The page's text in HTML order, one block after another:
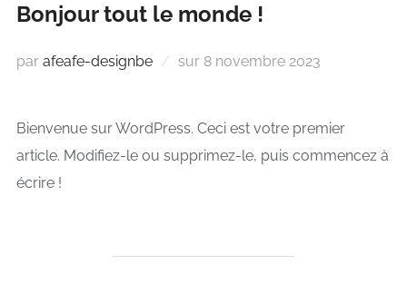
Bonjour tout le monde !
par afeafe-designbe sur 8 novembre 2023
Bienvenue sur WordPress. Ceci est votre premier
article. Modifiez-le ou supprimez-le, puis commencez à
écrire !